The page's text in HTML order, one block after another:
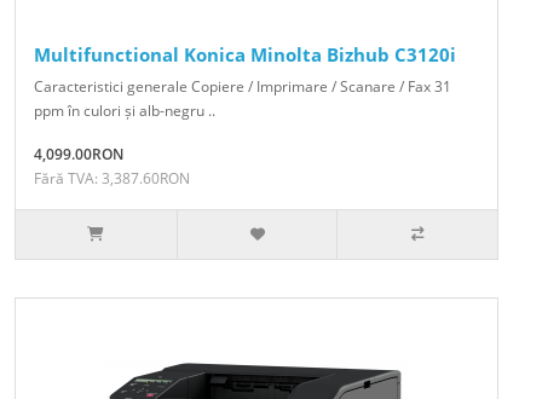
Multifunctional Konica Minolta Bizhub C3120i
Caracteristici generale Copiere / Imprimare / Scanare / Fax 31
ppm în culori și alb-negru ..
4,099.00RON
Fără TVA: 3,387.60RON